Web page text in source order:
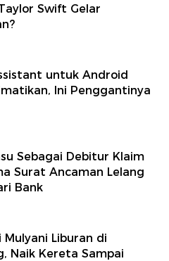
Swift Gelar
untuk Android
Ini Penggantinya
Sebagai Debitur Klaim
Surat Ancaman Lelang
Bank
Liburan di
Naik Kereta Sampai